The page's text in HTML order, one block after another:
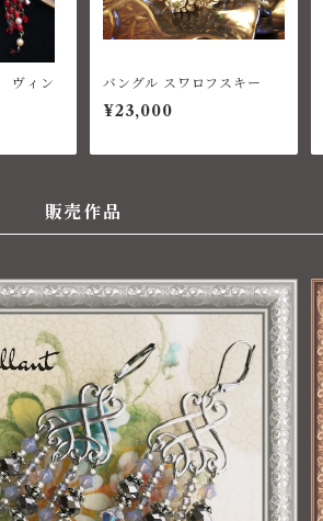
バングル スワロフスキー
¥23,000
販売作品